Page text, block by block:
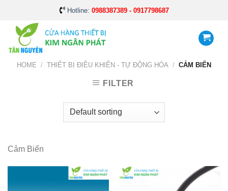
content
Hotline: 0988387389 - 0917798687
HOME / THIẾT BỊ ĐIỀU KHIỂN - TỰ ĐỘNG HÓA / CẢM BIẾN
FILTER
Cảm Biến